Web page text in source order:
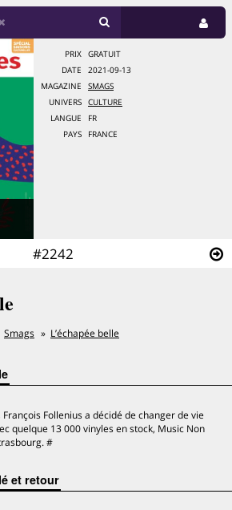
#2242
PRIX
GRATUIT
DATE
2021-09-13
MAGAZINE
SMAGS
UNIVERS
CULTURE
LANGUE
FR
PAYS
FRANCE
Smags L’échapée belle
Follenius a décidé de changer de vie
quelque 13 000 vinyles en stock, Music Non
#
et retour